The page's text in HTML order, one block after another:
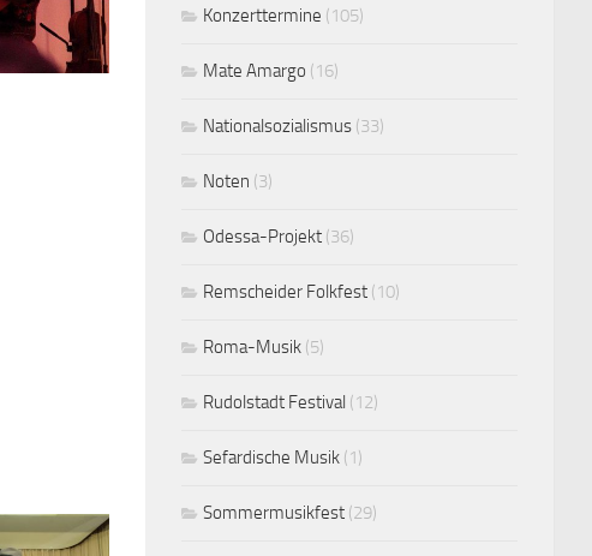
Konzerttermine (105)
Mate Amargo (16)
Nationalsozialismus (33)
Noten (3)
Odessa-Projekt (36)
Remscheider Folkfest (10)
Roma-Musik (5)
Rudolstadt Festival (12)
Sefardische Musik (1)
Sommermusikfest (29)